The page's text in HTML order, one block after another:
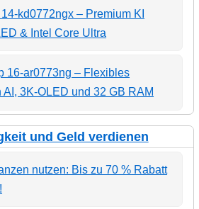
kd0772ngx – Premium KI
& Intel Core Ultra
16-ar0773ng – Flexibles
3K-OLED und 32 GB RAM
und Geld verdienen
nutzen: Bis zu 70 % Rabatt